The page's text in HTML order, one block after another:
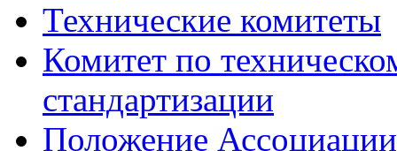
Технические комитеты
Комитет по
стандартизации
Положение